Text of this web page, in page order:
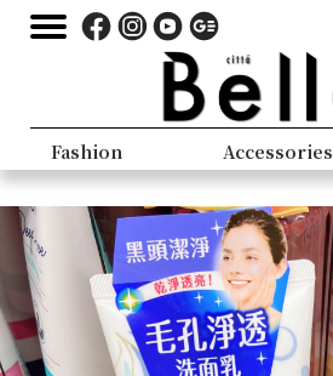
Fashion Accessories